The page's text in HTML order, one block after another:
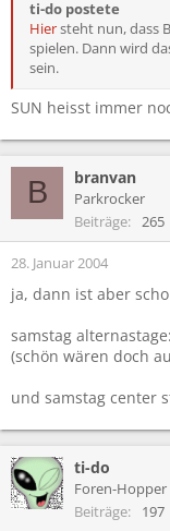
ti-do postete
Hiersteht nun, dass
spielen. Dann wird
sein.
SUN heisst immer
B branvan
Parkrocker
Beiträge
265
28. Januar 2004
ja, dann ist aber
samstag
(schön wären doch
und samstag center
ti-do
Foren-Hopper
Beiträge
197